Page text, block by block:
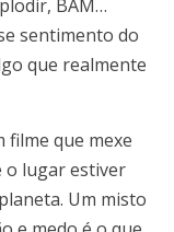
BAM…
sentimento do
que realmente
filme que mexe
o lugar estiver
Um misto